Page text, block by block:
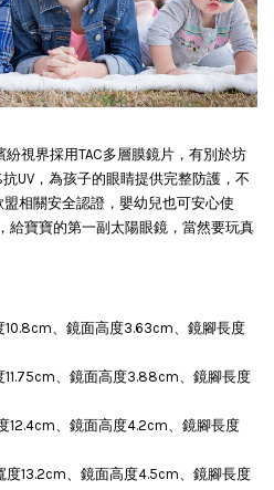
任選一副眼鏡，以99元優惠價加購【綁帶組】
片
加入購物車
紛視界採用TAC多層膜鏡片，有別於坊
UV，為孩子的眼睛提供完整防護，不
相關安全認證，嬰幼兒也可安心使
給寶寶的第一副太陽眼鏡，當然要玩真
、鏡面高度3.63cm、鏡腳長度
、鏡面高度3.88cm、鏡腳長度
12.4cm、鏡面高度4.2cm、鏡腳長度
13.2cm、鏡面高度4.5cm、鏡腳長度